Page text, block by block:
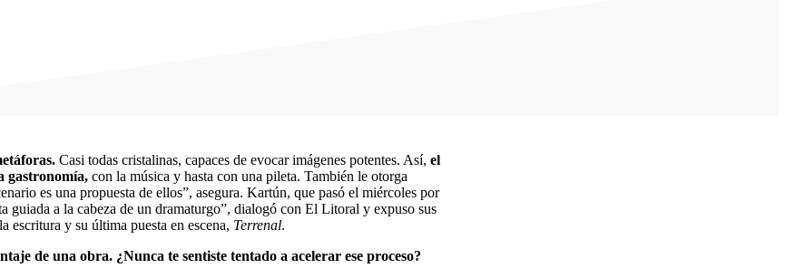
Casi todas cristalinas, capaces de evocar imágenes potentes. Así, el
gastronomía, con la música y hasta con una pileta. También le otorga
es una propuesta de ellos”, asegura. Kartún, que pasó el miércoles por
guiada a la cabeza de un dramaturgo”, dialogó con El Litoral y expuso sus
escritura y su última puesta en escena, Terrenal.
de una obra. ¿Nunca te sentiste tentado a acelerar ese proceso?